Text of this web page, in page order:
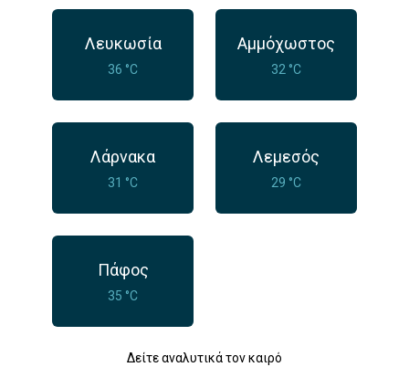
Λευκωσία
36 °C
Αμμόχωστος
32 °C
Λάρνακα
31 °C
Λεμεσός
29 °C
Πάφος
35 °C
Δείτε αναλυτικά τον καιρό